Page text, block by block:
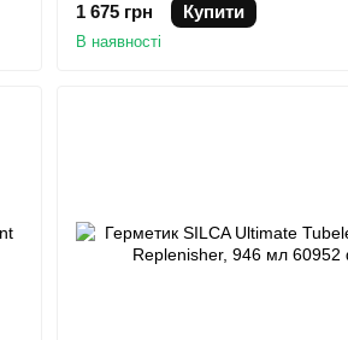
1 675 грн Купити
В наявності